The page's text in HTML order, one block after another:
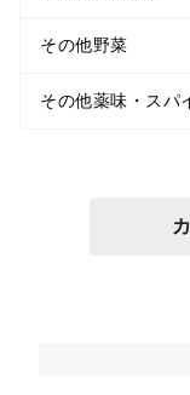
その他野菜
その他薬味・スパ